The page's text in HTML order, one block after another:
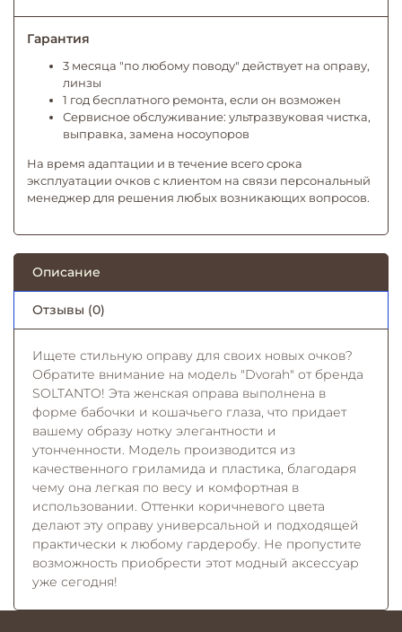
Гарантия
3 месяца "по любому поводу" действует на оправу,
линзы
1 год бесплатного ремонта, если он возможен
Сервисное обслуживание: ультразвуковая чистка,
выправка, замена носоупоров
На время адаптации и в течение всего срока
эксплуатации очков с клиентом на связи персональный
менеджер для решения любых возникающих вопросов.
Описание
Отзывы (0)
Ищете стильную оправу для своих новых очков?
Обратите внимание на модель "Dvorah" от бренда
SOLTANTO! Эта женская оправа выполнена в
форме бабочки и кошачьего глаза, что придает
вашему образу нотку элегантности и
утонченности. Модель производится из
качественного гриламида и пластика, благодаря
чему она легкая по весу и комфортная в
использовании. Оттенки коричневого цвета
делают эту оправу универсальной и подходящей
практически к любому гардеробу. Не пропустите
возможность приобрести этот модный аксессуар
уже сегодня!